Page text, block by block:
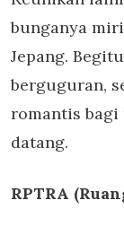
bunganya
Jepang.
berguguran,
romantis bagi
datang.
RPTRA